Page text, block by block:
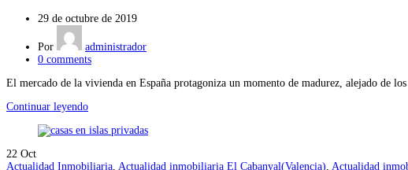
29 de octubre de 2019
Por
administrador
0 comments
El mercado de la vivienda en España protagoniza un momento de madurez, alejado de
Continuar leyendo
22 Oct
Actualidad Inmobiliaria, Actualidad inmobiliaria El Cabanyal(Valencia), Actualidad